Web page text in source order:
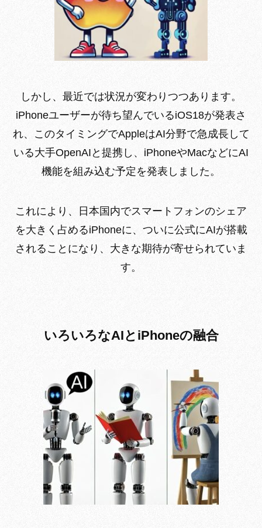
しかし、最近では状況が変わりつつあります。
iPhoneユーザーが待ち望んでいるiOS18が発表さ
れ、このタイミングでAppleはAI分野で急成長して
いる大手OpenAIと提携し、iPhoneやMacなどにAI
機能を組み込む予定を発表しました。
これにより、日本国内でスマートフォンのシェア
を大きく占めるiPhoneに、ついに公式にAIが搭載
されることになり、大きな期待が寄せられていま
す。
いろいろなAIとiPhoneの融合